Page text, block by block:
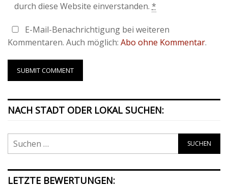
durch diese Website einverstanden. *
E-Mail-Benachrichtigung bei weiteren
Kommentaren. Auch möglich: Abo ohne Kommentar.
NACH STADT ODER LOKAL SUCHEN:
LETZTE BEWERTUNGEN: